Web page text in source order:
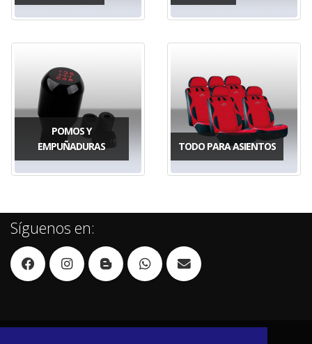
POMOS Y
EMPUÑADURAS
TODO PARA ASIENTOS
Síguenos en: